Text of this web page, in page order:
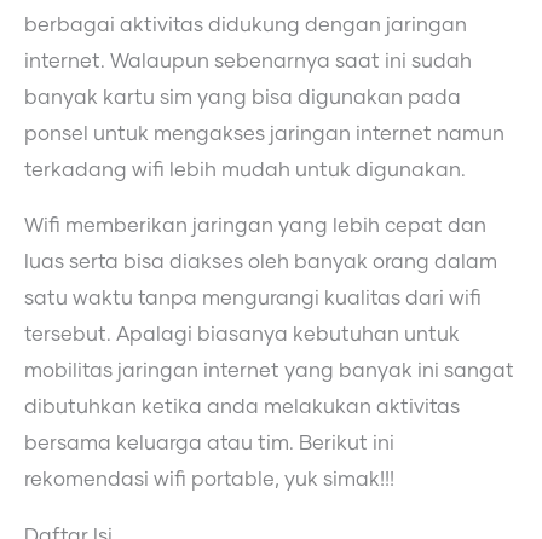
berbagai aktivitas didukung dengan jaringan
internet. Walaupun sebenarnya saat ini sudah
banyak kartu sim yang bisa digunakan pada
ponsel untuk mengakses jaringan internet namun
terkadang wifi lebih mudah untuk digunakan.
Wifi memberikan jaringan yang lebih cepat dan
luas serta bisa diakses oleh banyak orang dalam
satu waktu tanpa mengurangi kualitas dari wifi
tersebut. Apalagi biasanya kebutuhan untuk
mobilitas jaringan internet yang banyak ini sangat
dibutuhkan ketika anda melakukan aktivitas
bersama keluarga atau tim. Berikut ini
rekomendasi wifi portable, yuk simak!!!